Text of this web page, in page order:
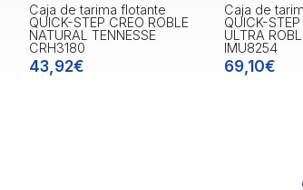
Caja de tarima flotante
QUICK-STEP CREO ROBLE
NATURAL TENNESSE
CRH3180
43,92€
Caja de
QUICK-STEP
ULTRA
IMU8254
69,10€